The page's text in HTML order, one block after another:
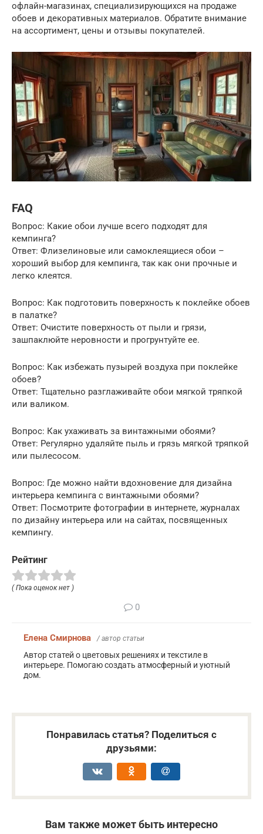
офлайн-магазинах, специализирующихся на продаже
обоев и декоративных материалов. Обратите внимание
на ассортимент, цены и отзывы покупателей.
FAQ
Вопрос: Какие обои лучше всего подходят для
кемпинга?
Ответ: Флизелиновые или самоклеящиеся обои –
хороший выбор для кемпинга, так как они прочные и
легко клеятся.
Вопрос: Как подготовить поверхность к поклейке обоев
в палатке?
Ответ: Очистите поверхность от пыли и грязи,
зашпаклюйте неровности и прогрунтуйте ее.
Вопрос: Как избежать пузырей воздуха при поклейке
обоев?
Ответ: Тщательно разглаживайте обои мягкой тряпкой
или валиком.
Вопрос: Как ухаживать за винтажными обоями?
Ответ: Регулярно удаляйте пыль и грязь мягкой тряпкой
или пылесосом.
Вопрос: Где можно найти вдохновение для дизайна
интерьера кемпинга с винтажными обоями?
Ответ: Посмотрите фотографии в интернете, журналах
по дизайну интерьера или на сайтах, посвященных
кемпингу.
Рейтинг
( Пока оценок нет )
0
Елена Смирнова / автор статьи
Автор статей о цветовых решениях и текстиле в
интерьере. Помогаю создать атмосферный и уютный
дом.
Понравилась статья? Поделиться с
друзьями:
Вам также может быть интересно